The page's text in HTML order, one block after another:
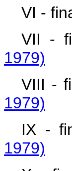
VI -
VII -
1979)
VIII -
1979)
IX -
1979)